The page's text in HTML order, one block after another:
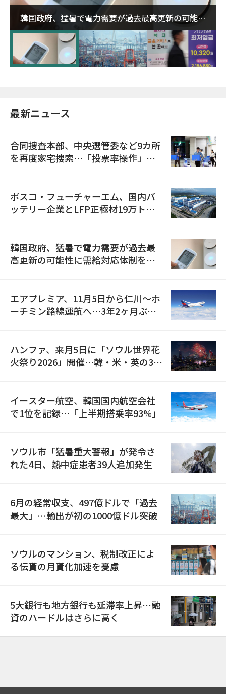
韓国政府、猛暑で電力需要が過去最高更新の可能性
に需給対応体制を点検
最新ニュース
合同捜査本部、中央選管委など9カ所
を再度家宅捜索…「投票率操作」の
ポスコ・フューチャーエム、国内バ
ッテリー企業とLFP正極材19万トン
韓国政府、猛暑で電力需要が過去最
高更新の可能性に需給対応体制を点
エアプレミア、11月5日から仁川〜ホ
ーチミン路線運航へ…3年2ヶ月ぶり
ハンファ、来月5日に「ソウル世界花
火祭り2026」開催…韓・米・英の3カ
イースター航空、韓国国内航空会社
で1位を記録…「上半期搭乗率93%」
ソウル市「猛暑重大警報」が発令さ
れた4日、熱中症患者39人追加発生
6月の経常収支、497億ドルで「過去
最大」…輸出が初の1000億ドル突破
ソウルのマンション、税制改正によ
る伝貰の月貰化加速を憂慮
5大銀行も地方銀行も延滞率上昇…融
資のハードルはさらに高く